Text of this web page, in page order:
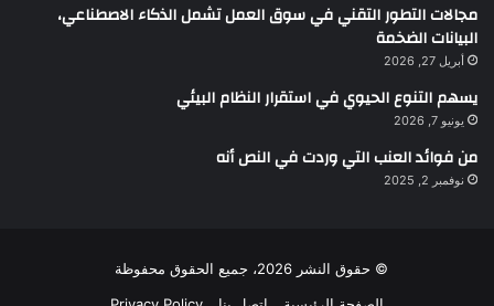
مجالات التطور التقني في سوق العمل تشمل الذكاء الاصطناعي،
البيانات الضخمة
أبريل 27, 2026
يسهم التنوع الحيوي في استقرار النظام البيئي
يونيو 7, 2026
من فوائد العنب التي وردت في النص أنه
نوفمبر 2, 2025
© حقوق النشر 2026، جميع الحقوق محفوظة